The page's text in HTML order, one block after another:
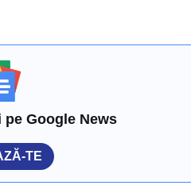
Google News
TE